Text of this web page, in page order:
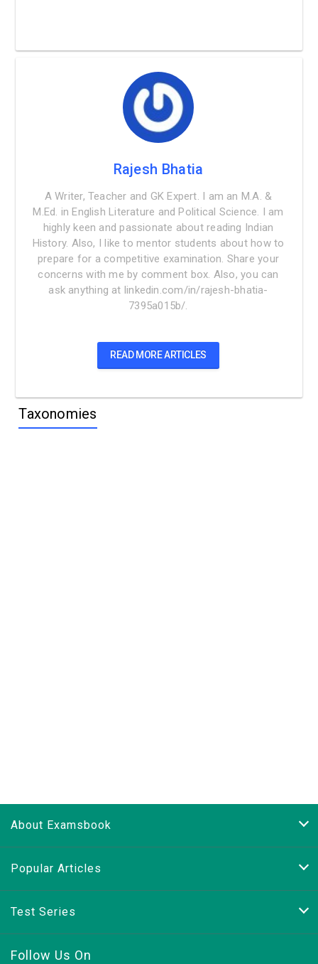
Rajesh Bhatia
A Writer, Teacher and GK Expert. I am an M.A. &
M.Ed. in English Literature and Political Science. I am
highly keen and passionate about reading Indian
History. Also, I like to mentor students about how to
prepare for a competitive examination. Share your
concerns with me by comment box. Also, you can
ask anything at linkedin.com/in/rajesh-bhatia-
7395a015b/.
READ MORE ARTICLES
Taxonomies
About Examsbook
Popular Articles
Test Series
Follow Us On